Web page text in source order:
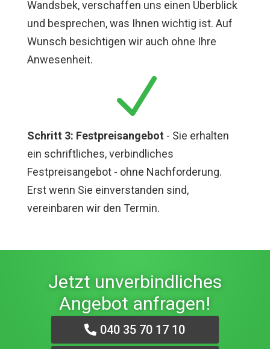
Wandsbek, verschaffen uns einen Überblick
und besprechen, was Ihnen wichtig ist. Auf
Wunsch besichtigen wir auch ohne Ihre
Anwesenheit.
N
Schritt 3: Festpreisangebot - Sie erhalten
ein schriftliches, verbindliches
Festpreisangebot - ohne Nachforderung.
Erst wenn Sie einverstanden sind,
vereinbaren wir den Termin.
Jetzt unverbindliches
Angebot anfragen!
040 35 70 17 10